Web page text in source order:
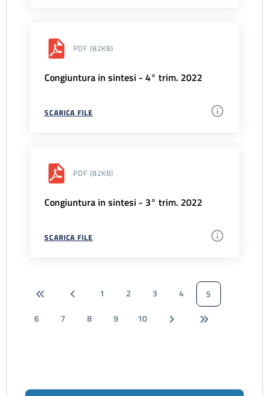
PDF (82KB)
Congiuntura in sintesi - 4° trim. 2022
SCARICA FILE
PDF (82KB)
Congiuntura in sintesi - 3° trim. 2022
SCARICA FILE
1 2 3 4
5
6
7 8 9 10